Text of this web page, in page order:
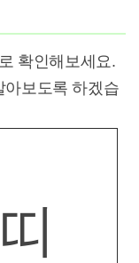
확인해보세요.
아보도록 하겠습